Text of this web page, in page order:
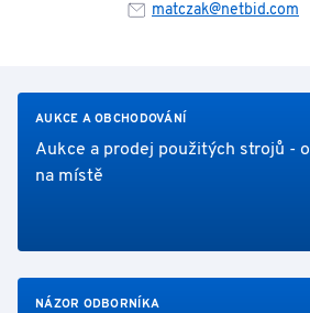
matczak@netbid.com
AUKCE A OBCHODOVÁNÍ
Aukce a prodej použitých strojů -
na místě
NÁZOR ODBORNÍKA